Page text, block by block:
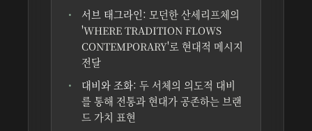
서브 태그라인: 모던한 산세리프체의
'WHERE TRADITION FLOWS
CONTEMPORARY'로 현대적 메시지
전달
대비와 조화: 두 서체의 의도적 대비
를 통해 전통과 현대가 공존하는 브랜
드 가치 표현